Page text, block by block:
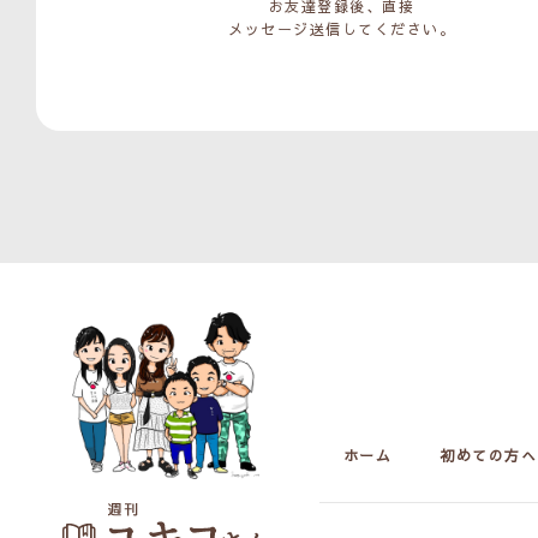
お友達登録後、直接
メッセージ送信してください。
ホーム 初めての方へ